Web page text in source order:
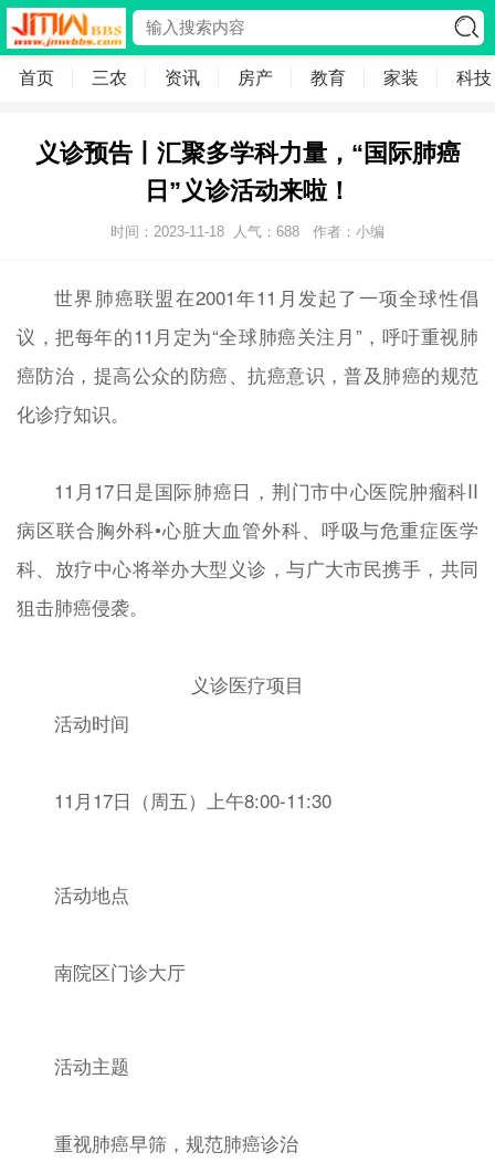
首页 三农 资讯 房产 教育 家装 科技
义诊预告丨汇聚多学科力量，“国际肺癌
日”义诊活动来啦！
时间：2023-11-18 人气： 688 作者：小编
世界肺癌联盟在2001年11月发起了一项全球性倡
议，把每年的11月定为“全球肺癌关注月”，呼吁重视肺
癌防治，提高公众的防癌、抗癌意识，普及肺癌的规范
化诊疗知识。
11月17日是国际肺癌日，荆门市中心医院肿瘤科II
病区联合胸外科•心脏大血管外科、呼吸与危重症医学
科、放疗中心将举办大型义诊，与广大市民携手，共同
狙击肺癌侵袭。
义诊医疗项目
活动时间
11月17日（周五）上午8:00-11:30
活动地点
南院区门诊大厅
活动主题
重视肺癌早筛，规范肺癌诊治